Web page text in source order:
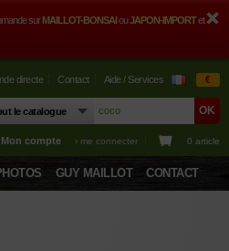
surMAILLOT-BONSAIouJAPON-IMPORTet
directe Contact Aide / Services €
Mon compte › me connecter 0 article
GUY MAILLOT CONTACT